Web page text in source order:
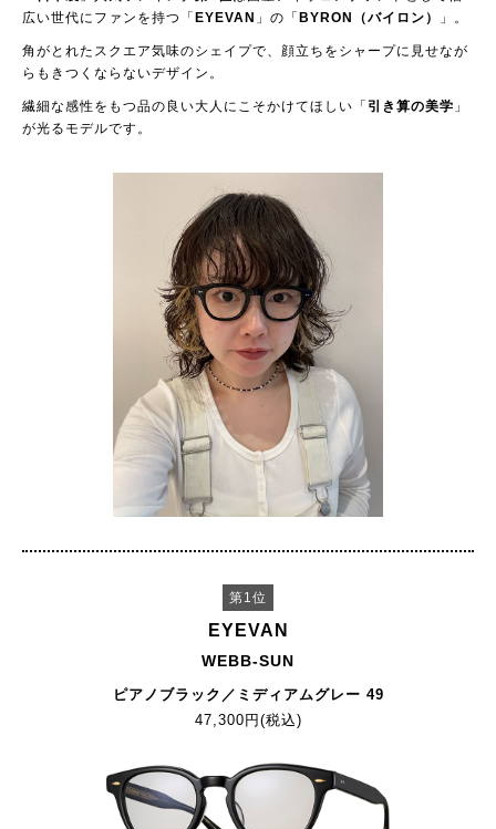
広い世代にファンを持つ「EYEVAN 」の「BYRON（バイロン） 」。
角がとれたスクエア気味のシェイプで、顔立ちをシャープに見せなが
らもきつくならないデザイン。
繊細な感性をもつ品の良い大人にこそかけてほしい「 引き算の美学 」
が光るモデルです。
第1位
EYEVAN
WEBB-SUN
ピアノブラック／ミディアムグレー 49
47,300円(税込)